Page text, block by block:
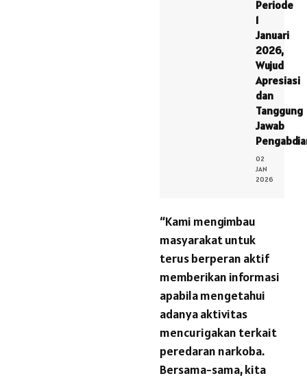
Periode
1
Januari
2026,
Wujud
Apresiasi
dan
Tanggung
Jawab
02
JAN
2026
“Kami mengimbau
masyarakat untuk
terus berperan aktif
memberikan informasi
apabila mengetahui
adanya aktivitas
mencurigakan terkait
peredaran narkoba.
Bersama-sama, kita